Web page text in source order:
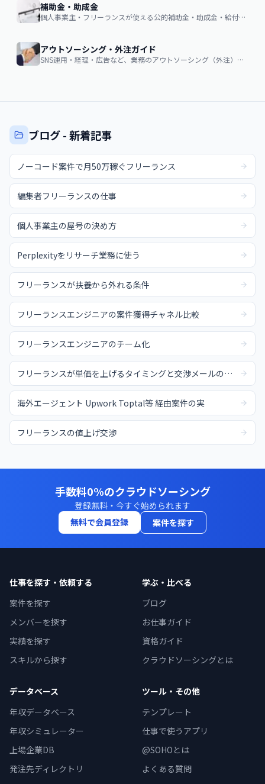
補助金・助成金
個人事業主・フリーランスが使える公的補助金・助成金・給付金の申請ガイド
アウトソーシング・外注ガイド
SNS運用・経理・広告など、業務のアウトソーシング（外注）を検討する企業・個人向け。費用相場・依頼の流れ・失敗しない選び方
ブログ - 新着記事
ノーコード案件で月50万稼ぐフリーランス
編集者フリーランスの仕事
個人事業主の屋号の決め方
Perplexityをリサーチ業務に使う
フリーランスが扶養から外れる条件
フリーランスエンジニアの案件獲得チャネル比較
フリーランスエンジニアのチーム化
フリーランスが単価を上げるタイミングと交渉メールの例文
海外エージェント Upwork Toptal等 経由案件の実
フリーランスの値上げ交渉
手数料0%のクラウドソーシング
登録無料・今すぐ始められます
無料で会員登録
案件を探す
仕事を探す・依頼する
案件を探す
メンバーを探す
実績を探す
スキルから探す
学ぶ・比べる
ブログ
お仕事ガイド
資格ガイド
クラウドソーシングとは
データベース
年収データベース
年収シミュレーター
上場企業DB
発注先ディレクトリ
ツール・その他
テンプレート
仕事で使うアプリ
@SOHOとは
よくある質問